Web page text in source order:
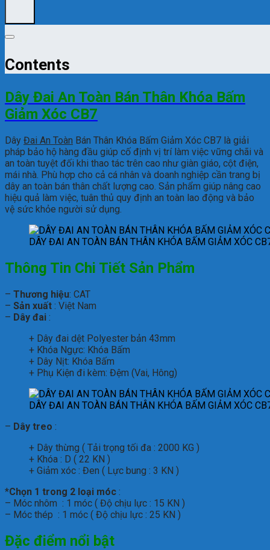
Contents
Dây Đai An Toàn Bán Thân Khóa Bấm
Giảm Xóc CB7
Dây Đai An Toàn Bán Thân Khóa Bấm Giảm Xóc CB7 là giải
pháp bảo hộ hàng đầu giúp cố định vị trí làm việc vững chãi và
an toàn tuyệt đối khi thao tác trên cao như giàn giáo, cột điện,
mái nhà. Phù hợp cho cả cá nhân và doanh nghiệp cần trang bị
dây an toàn bán thân chất lượng cao. Sản phẩm giúp nâng cao
hiệu quả làm việc, tuân thủ quy định an toàn lao động và bảo
vệ sức khỏe người sử dụng.
DÂY ĐAI AN TOÀN BÁN THÂN KHÓA BẤM GIẢM XÓC
Thông Tin Chi Tiết Sản Phẩm
– Thương hiệu: CAT
– Sản xuất : Việt Nam
– Dây đai :
+ Dây đai dệt Polyester bản 43mm
+ Khóa Ngực: Khóa Bấm
+ Dây Nịt: Khóa Bấm
+ Phụ Kiện đi kèm: Đệm (Vai, Hông)
DÂY ĐAI AN TOÀN BÁN THÂN KHÓA BẤM GIẢM XÓC
– Dây treo :
+ Dây thừng ( Tải trọng tối đa : 2000 KG )
+ Khóa : D ( 22 KN )
+ Giảm xóc : Đen ( Lực bung : 3 KN )
*Chọn 1 trong 2 loại móc :
– Móc nhôm : 1 móc ( Độ chịu lực : 15 KN )
– Móc thép : 1 móc ( Độ chịu lực : 25 KN )
Đặc điểm nổi bật